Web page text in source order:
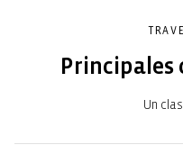
Principales
Un